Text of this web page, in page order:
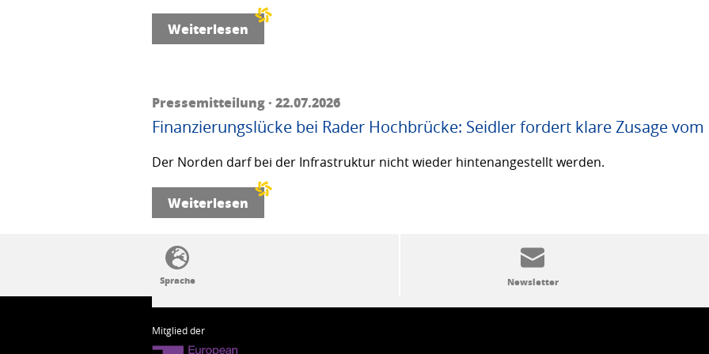
Weiterlesen
Pressemitteilung · 22.07.2026
Finanzierungslücke bei Rader Hochbrücke: Seidler fordert klare Zusage
Der Norden darf bei der Infrastruktur nicht wieder hintenangestellt werden.
Weiterlesen
SSW-Politik von A bis Z
Mitglied der